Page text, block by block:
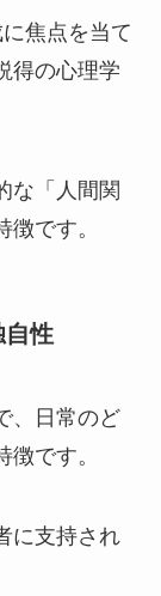
焦点を当て
得の心理学
な「人間関
です。
自性
、日常のど
です。
に支持され